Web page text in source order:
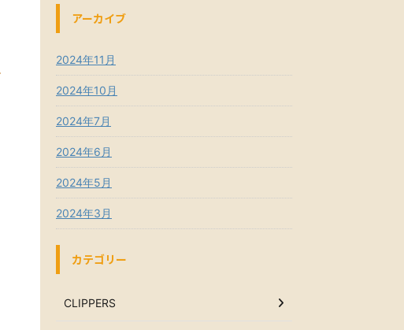
アーカイブ
2024年11月
2024年10月
2024年7月
2024年6月
2024年5月
2024年3月
カテゴリー
CLIPPERS